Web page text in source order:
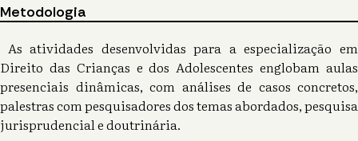
Metodologia
As atividades desenvolvidas para a especialização em
Direito das Crianças e dos Adolescentes englobam aulas
presenciais dinâmicas, com análises de casos concretos,
palestras com pesquisadores dos temas abordados, pesquisa
jurisprudencial e doutrinária.